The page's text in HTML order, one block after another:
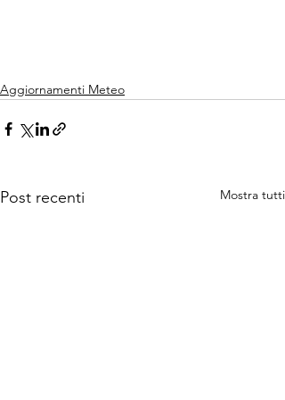
Aggiornamenti Meteo
Post recenti Mostra tutti